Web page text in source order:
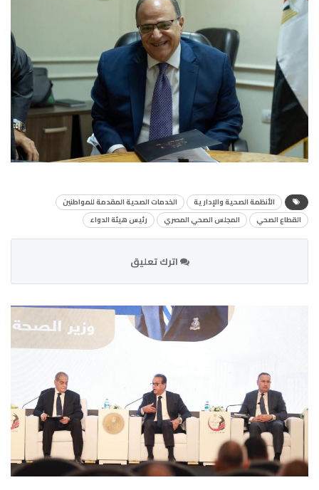
الأنظمة الصحية والإدارية
الخدمات الصحية المقدمة للمواطنين
القطاع الصحي
المجلس الصحي المصري رئيس هيئة الدواء
اترك تعليق